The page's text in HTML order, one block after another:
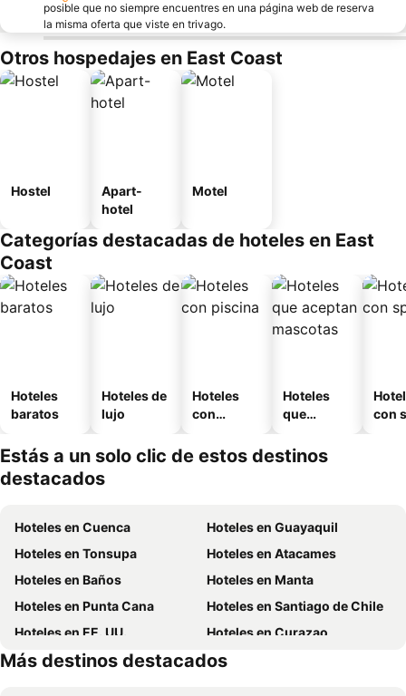
posible que no siempre encuentres en una página web de reserva
la misma oferta que viste en trivago.
Otros hospedajes en East Coast
Hostel
Apart-
hotel
Motel
Categorías destacadas de hoteles en East
Coast
Hoteles
baratos
Hoteles de
lujo
Hoteles
con
Hoteles
que
mascotas
con
Estás a un solo clic de estos destinos
destacados
Hoteles en Cuenca
Hoteles en Guayaquil
Hoteles en Tonsupa
Hoteles en Atacames
Hoteles en Baños
Hoteles en Manta
Hoteles en Punta Cana
Hoteles en Santiago de Chile
Hoteles en EE. UU.
Hoteles en Curazao
Hoteles en Santa Cruz
Hoteles en Ecuador
Más destinos destacados